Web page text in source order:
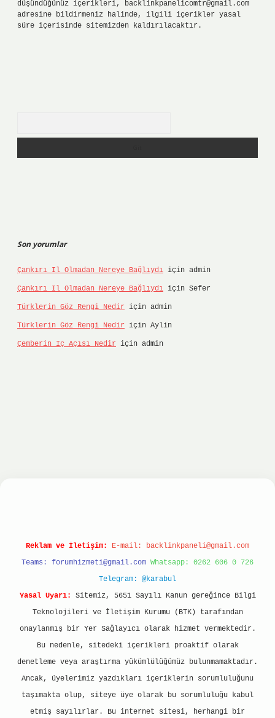
düşündüğünüz içerikleri, backlinkpanelicomtr@gmail.com
adresine bildirmeniz halinde, ilgili içerikler yasal
süre içerisinde sitemizden kaldırılacaktır.
Son yorumlar
Çankırı Il Olmadan Nereye Bağlıydı için admin
Çankırı Il Olmadan Nereye Bağlıydı için Sefer
Türklerin Göz Rengi Nedir için admin
Türklerin Göz Rengi Nedir için Aylin
Çemberin Iç Açısı Nedir için admin
Reklam ve İletişim: E-mail: backlinkpaneli@gmail.com
Teams: forumhizmeti@gmail.com Whatsapp: 0262 606 0 726
Telegram: @karabul
Yasal Uyarı:
Sitemiz, 5651 Sayılı Kanun gereğince Bilgi
Teknolojileri ve İletişim Kurumu (BTK) tarafından
onaylanmış bir Yer Sağlayıcı olarak hizmet vermektedir.
Bu nedenle, sitedeki içerikleri proaktif olarak
denetleme veya araştırma yükümlülüğümüz bulunmamaktadır.
Ancak, üyelerimiz yazdıkları içeriklerin sorumluluğunu
taşımakta olup, siteye üye olarak bu sorumluluğu kabul
etmiş sayılırlar. Bu internet sitesi, herhangi bir